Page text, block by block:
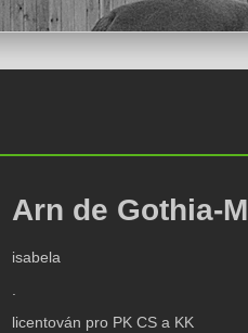
Arn de Gothia-M
isabela
licentován pro PK CS a KK